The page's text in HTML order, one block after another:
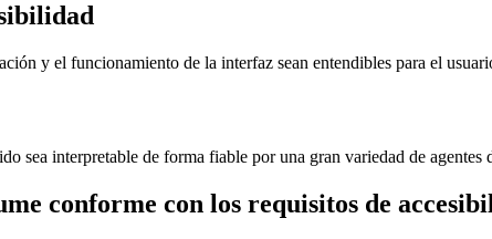
y el funcionamiento de la interfaz sean entendibles para el
sea interpretable de forma fiable por una gran variedad de agentes
conforme con los requisitos de